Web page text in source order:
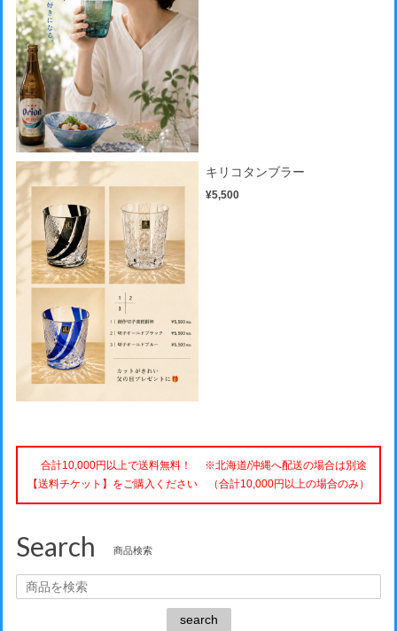
キリコタンブラー
¥5,500
合計10,000円以上で送料無料！ ※北海道/沖縄へ配送の場合は別途
【送料チケット】をご購入ください （合計10,000円以上の場合のみ）
Search 商品検索
search